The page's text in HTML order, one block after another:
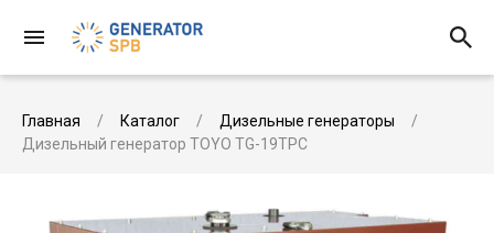
Главная Каталог
Дизельные генераторы
Дизельный генератор TOYO TG-19TPC